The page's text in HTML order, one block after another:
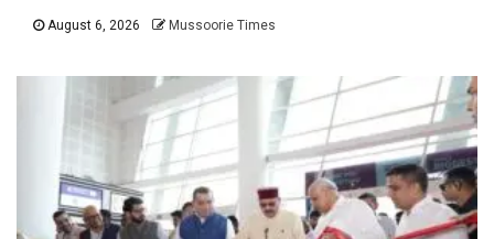
August 6, 2026 Mussoorie Times